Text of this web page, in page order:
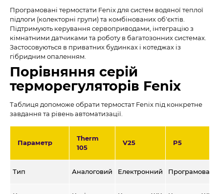
Програмовані термостати Fenix для систем водяної теплої
підлоги (колекторні групи) та комбінованих об'єктів.
Підтримують керування сервоприводами, інтеграцію з
кімнатними датчиками та роботу в багатозонних системах.
Застосовуються в приватних будинках і котеджах із
гібридним опаленням.
Порівняння серій
терморегуляторів Fenix
Таблиця допоможе обрати термостат Fenix під конкретне
завдання та рівень автоматизації.
Параметр
Therm
105
V25 P5
Тип Аналоговий Електронний